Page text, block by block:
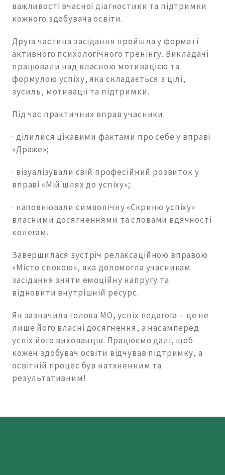
важливості вчасної діагностики та підтримки
кожного здобувача освіти.
Друга частина засідання пройшла у форматі
активного психологічного тренінгу. Викладачі
працювали над власною мотивацією та
формулою успіху, яка складається з цілі,
зусиль, мотивації та підтримки.
Під час практичних вправ учасники:
· ділилися цікавими фактами про себе у вправі
«Драже»;
· візуалізували свій професійний розвиток у
вправі «Мій шлях до успіху»;
· наповнювали символічну «Скриню успіху»
власними досягненнями та словами вдячності
колегам.
Завершилася зустріч релаксаційною вправою
«Місто спокою», яка допомогла учасникам
засідання зняти емоційну напругу та
відновити внутрішній ресурс.
Як зазначила голова МО, успіх педагога – це не
лише його власні досягнення, а насамперед
успіх його вихованців. Працюємо далі, щоб
кожен здобувач освіти відчував підтримку, а
освітній процес був натхненним та
результативним!